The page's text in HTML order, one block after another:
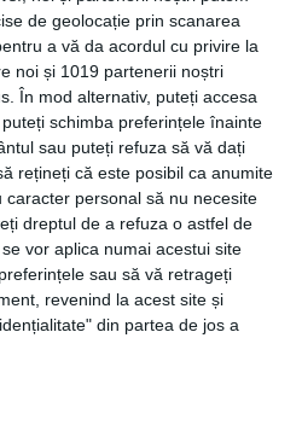
de geolocație prin scanarea
a vă da acordul cu privire la
noi și 1019 partenerii noștri
În mod alternativ, puteți accesa
schimba preferințele înainte
sau puteți refuza să vă dați
rețineți că este posibil ca anumite
personal să nu necesite
dreptul de a refuza o astfel de
vor aplica numai acestui site
sau să vă retrageți
revenind la acest site și
din partea de jos a
pentru a-ti putea
rezultate, adaptate
In acest fel, nu va mai fi
pe cont propriu, un
daca luam in calcul vasta
avem acces.
imobiliare este compelt